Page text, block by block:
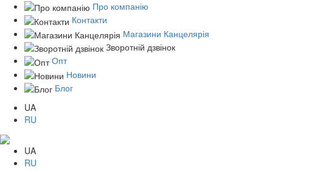
Про компанію
Контакти
Магазини Канцелярія
Зворотній дзвінок
Опт
Новини
Блог
UA
RU
UA
RU